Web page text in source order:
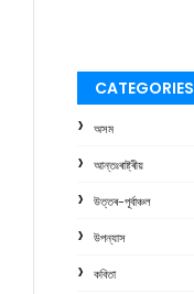
CATEGORIES
অসম
আন্তঃৰাষ্ট্ৰীয়
উত্তৰ-পূৰ্বাঞ্চল
উপন্যাস
কবিতা